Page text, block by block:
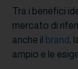
Tra i benefici
mercato di
anche il brand,
ampio e le